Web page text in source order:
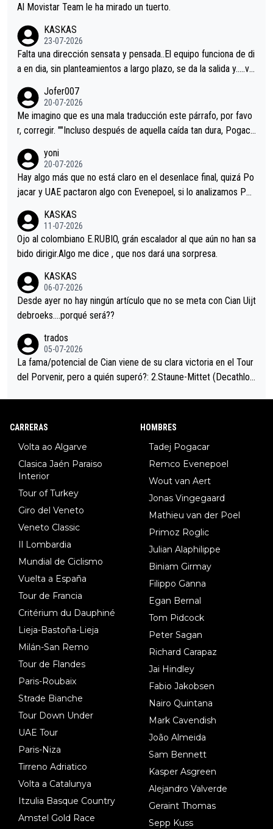
Al Movistar Team le ha mirado un tuerto.
KASKAS
23-07-2026
Falta una dirección sensata y pensada..El equipo funciona de di
a en dia, sin planteamientos a largo plazo, se da la salida y…..ve
Minguez, Velez etc etc.Me da pena vivir estos momentos tan
tristes sin victorias.
Jofer007
20-07-2026
Me imagino que es una mala traducción este párrafo, por favo
r, corregir. ""Incluso después de aquella caída tan dura, Pogaca
permaneció pegado a su rueda. Parecía increíble la forma en l
a que era capaz de controlar el miedo", recordó."
yoni
20-07-2026
Hay algo más que no está claro en el desenlace final, quizá Po
jacar y UAE pactaron algo con Evenepoel, si lo analizamos Poj
i sin pedalear, luego está el saludo con Evenepoel dándose la
mano de una manera muy fraternal, más allá de los típicos toqu
es en el hombro con que saludaba a Vingegard. Ahí hubo una in
eta, a ver si por querer poner a Del Toro con calzador en posi
ción de podio UAE y Pojacar se van complicar el tour.
KASKAS
11-07-2026
Ojo al colombiano E.RUBIO, grán escalador al que aún no han sa
bido dirigir.Algo me dice , que nos dará una sorpresa.
KASKAS
06-07-2026
Desde ayer no hay ningún artículo que no se meta con Cian Uijt
debroeks….porqué será??
trados
05-07-2026
La fama/potencial de Cian viene de su clara victoria en el Tour
del Porvenir, pero a quién superó?: 2.Staune-Mittet (Decathlon,
CARRERAS
Volta ao Algarve
Clasica Jaén Paraiso
Interior
Tour of Turkey
Giro del Veneto
Veneto Classic
Il Lombardia
Mundial de Ciclismo
Vuelta a España
Tour de Francia
Critérium du Dauphiné
Lieja-Bastoña-Lieja
Milán-San Remo
Tour de Flandes
Paris-Roubaix
Strade Bianche
Tour Down Under
UAE Tour
Paris-Niza
Tirreno Adriatico
Volta a Catalunya
Itzulia Basque Country
Amstel Gold Race
HOMBRES
Tadej Pogacar
Remco Evenepoel
Wout van Aert
Jonas Vingegaard
Mathieu van der Poel
Primoz Roglic
Julian Alaphilippe
Biniam Girmay
Filippo Ganna
Egan Bernal
Tom Pidcock
Peter Sagan
Richard Carapaz
Jai Hindley
Fabio Jakobsen
Nairo Quintana
Mark Cavendish
João Almeida
Sam Bennett
Kasper Asgreen
Alejandro Valverde
Geraint Thomas
Sepp Kuss